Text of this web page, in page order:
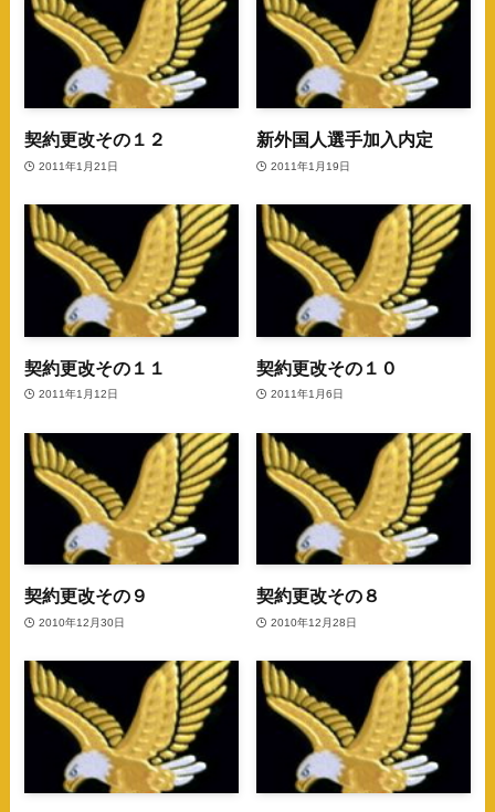
契約更改その１２
2011年1月21日
新外国人選手加入内定
2011年1月19日
契約更改その１１
2011年1月12日
契約更改その１０
2011年1月6日
契約更改その９
2010年12月30日
契約更改その８
2010年12月28日